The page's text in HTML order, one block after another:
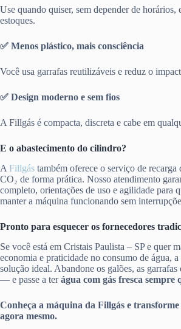
Use quando quiser, sem depender de horários,
estoques.
✅ Menos plástico, mais consciência
Você usa garrafas reutilizáveis e reduz o
✅ Design moderno e sem fios
A Fillgás é compacta, discreta e cabe em
E o abastecimento do cilindro?
A Fillgás também oferece o serviço de
CO₂ de forma prática. Nosso atendimento
completo, orientações de uso e agilidade para
manter a máquina funcionando sem
Pronto para esquecer os fornecedores
Se você está em Cristais Paulista – SP e quer
economia e praticidade no consumo de água, a
solução ideal. Abandone os galões, as garrafas
— e passe a terágua com gás fresca sempre
Conheça a máquina da Fillgás e
agora mesmo.